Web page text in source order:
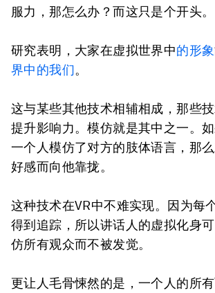
服力，那怎么办？而这只是个开头。
研究表明，大家在虚拟世界中的形象
界中的我们。
这与某些其他技术相辅相成，那些
提升影响力。模仿就是其中之一。如
一个人模仿了对方的肢体语言，那
好感而向他靠拢。
这种技术在VR中不难实现。因为每
得到追踪，所以讲话人的虚拟化身
仿所有观众而不被发觉。
更让人毛骨悚然的是，一个人的所